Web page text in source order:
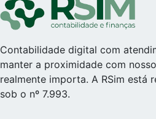
Contabilidade digital com
manter a proximidade com
realmente importa. A RSim está
sob o nº 7.993.